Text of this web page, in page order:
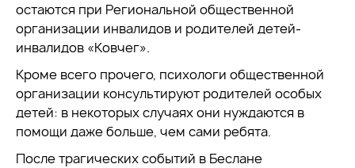
остаются при Региональной общественной
организации инвалидов и родителей детей-
инвалидов «Ковчег».
Кроме всего прочего, психологи общественной
организации консультируют родителей особых
детей: в некоторых случаях они нуждаются в
помощи даже больше, чем сами ребята.
После трагических событий в Беслане